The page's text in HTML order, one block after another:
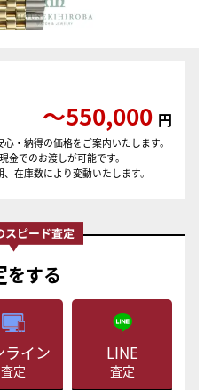
〜550,000 円
・納得の価格をご案内いたします。
金でのお渡しが可能です。
在庫数により変動いたします。
をする
ライン
査定
LINE
査定